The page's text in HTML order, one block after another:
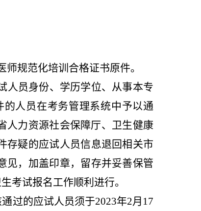
师规范化培训合格证书原件。
人员身份、学历学位、从事本专
的人员在考务管理系统中予以通
人力资源社会保障厅、卫生健康
存疑的应试人员信息退回相关市
见，加盖印章，留存并妥善保管
考试报名工作顺利进行。
过的应试人员须于2023年2月17